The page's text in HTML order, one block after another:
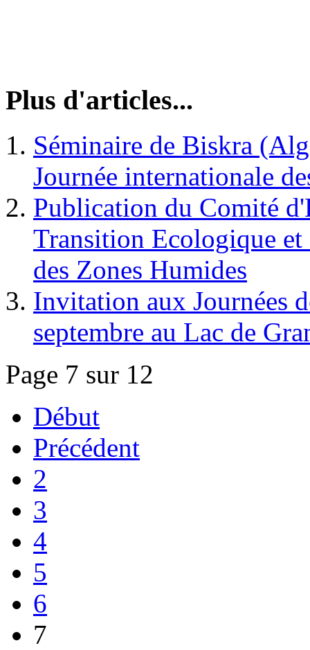
Plus d'articles...
Séminaire de Biskra
Journée internationale
Publication du Comité
Transition Ecologique
des Zones Humides
Invitation aux Journées
septembre au Lac de
Page 7 sur 12
Début
Précédent
2
3
4
5
6
7